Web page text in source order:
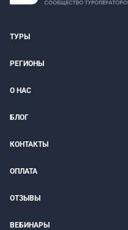
ТУРЫ
РЕГИОНЫ
О НАС
БЛОГ
КОНТАКТЫ
ОПЛАТА
ОТЗЫВЫ
ВЕБИНАРЫ